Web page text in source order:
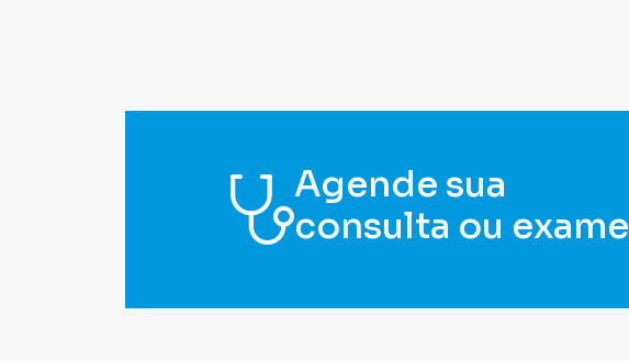
Agende sua
consulta ou exame